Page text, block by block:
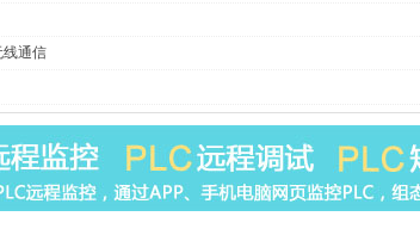
线通信